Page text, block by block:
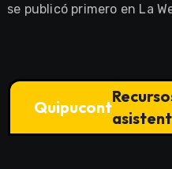
se publicó primero en La
Quipucont